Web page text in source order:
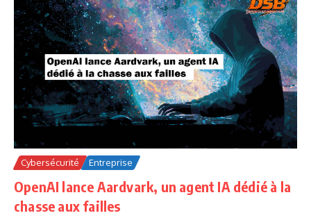
Cybersécurité Entreprise
OpenAI lance Aardvark, un agent IA dédié à la
chasse aux failles